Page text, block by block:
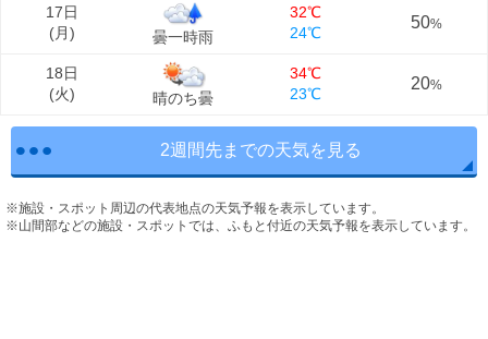
17日
(月) 曇一時雨
32℃
24℃
50%
18日
(火) 晴のち曇
34℃
23℃
20%
2週間先までの天気を見る
※施設・スポット周辺の代表地点の天気予報を表示しています。
※山間部などの施設・スポットでは、ふもと付近の天気予報を表示しています。